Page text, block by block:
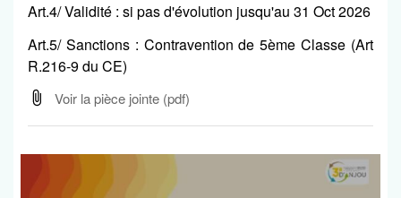
Art.4/ Validité : si pas d'évolution jusqu'au 31 Oct 2026
Art.5/ Sanctions : Contravention de 5ème Classe (Art
R.216-9 du CE)
Voir la pièce jointe (pdf)